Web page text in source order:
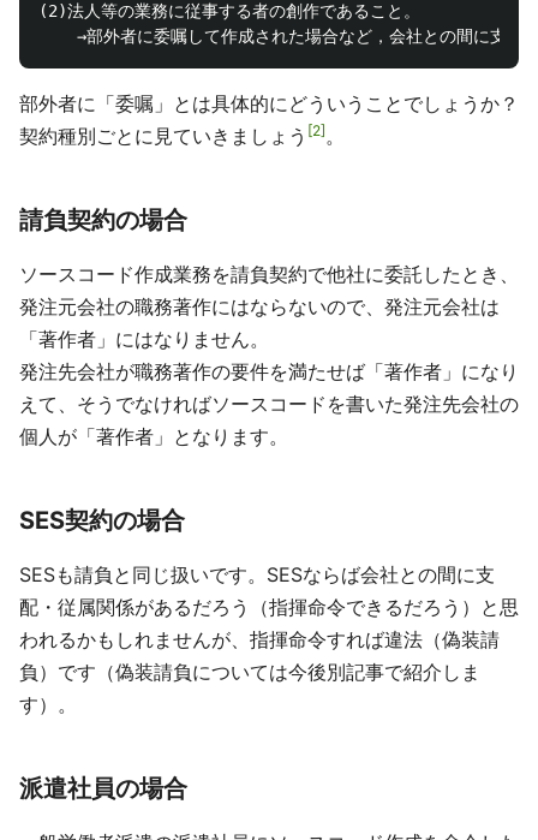
(2)法人等の業務に従事する者の創作であること。
部外者に「委嘱」とは具体的にどういうことでしょうか？
契約種別ごとに見ていきましょう 2 。
請負契約の場合
ソースコード作成業務を請負契約で他社に委託したとき、
発注元会社の職務著作にはならないので、発注元会社は
「著作者」にはなりません。
発注先会社が職務著作の要件を満たせば「著作者」になり
えて、そうでなければソースコードを書いた発注先会社の
個人が「著作者」となります。
SES契約の場合
SESも請負と同じ扱いです。SESならば会社との間に支
配・従属関係があるだろう（指揮命令できるだろう）と思
われるかもしれませんが、指揮命令すれば違法（偽装請
負）です（偽装請負については今後別記事で紹介しま
す）。
派遣社員の場合